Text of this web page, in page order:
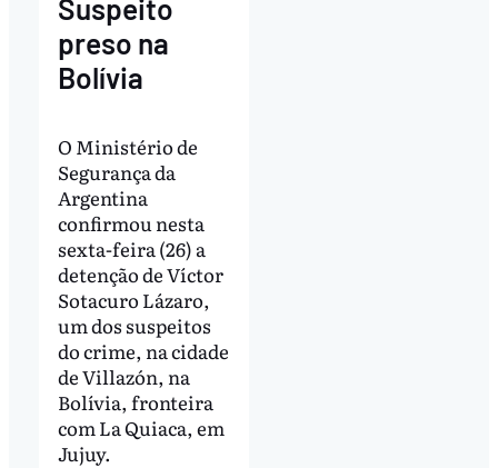
Suspeito
preso na
Bolívia
O Ministério de
Segurança da
Argentina
confirmou nesta
sexta-feira (26) a
detenção de Víctor
Sotacuro Lázaro,
um dos suspeitos
do crime, na cidade
de Villazón, na
Bolívia, fronteira
com La Quiaca, em
Jujuy.